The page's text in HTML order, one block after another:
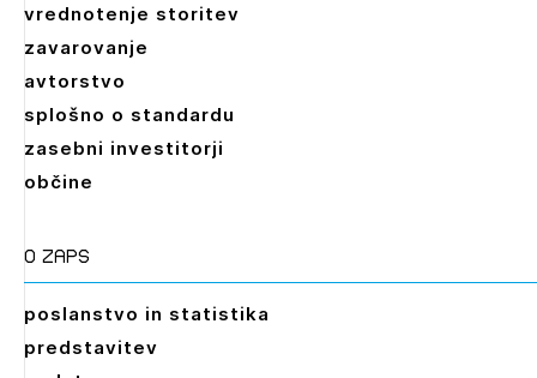
vrednotenje storitev
zavarovanje
avtorstvo
splošno o standardu
zasebni investitorji
občine
O zaps
poslanstvo in statistika
predstavitev